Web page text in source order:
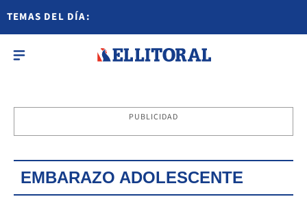
TEMAS DEL DÍA:
PUBLICIDAD
EMBARAZO ADOLESCENTE